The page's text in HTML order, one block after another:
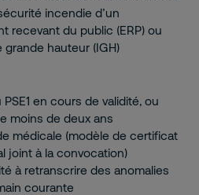
incendie d’un
recevant du public (ERP) ou
grande hauteur (IGH)
PSE1 en cours de validité, ou
moins de deux ans
médicale (modèle de certificat
joint à la convocation)
à retranscrire des anomalies
courante